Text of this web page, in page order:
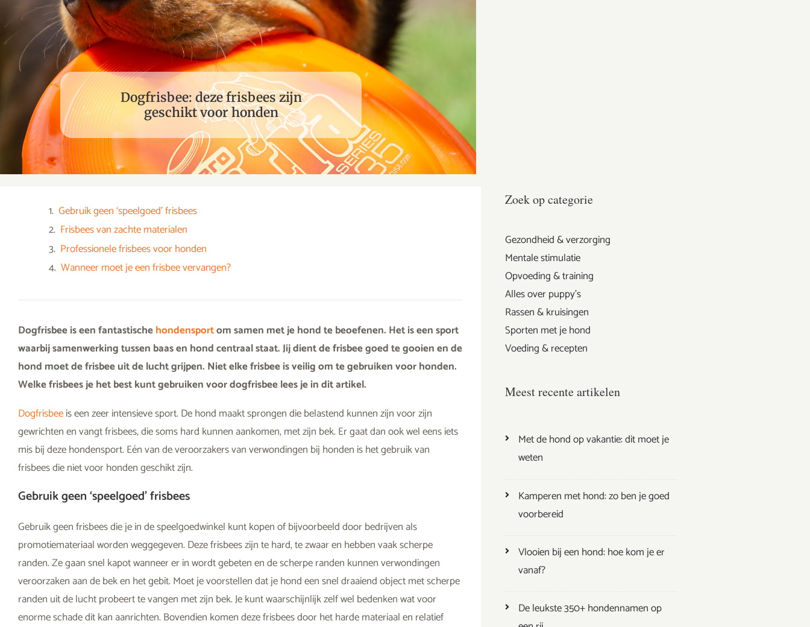
Dogfrisbee: deze frisbees zijn
geschikt voor honden
Gebruik geen ‘speelgoed’ frisbees
Frisbees van zachte materialen
Professionele frisbees voor honden
Wanneer moet je een frisbee vervangen?
Dogfrisbee is een fantastischehondensportom samen met je hond te beoefenen. Het is een sport
waarbij samenwerking tussen baas en hond centraal staat. Jij dient de frisbee goed te gooien en de
hond moet de frisbee uit de lucht grijpen. Niet elke frisbee is veilig om te gebruiken voor honden.
Welke frisbees je het best kunt gebruiken voor dogfrisbee lees je in dit artikel.
Dogfrisbeeis een zeer intensieve sport. De hond maakt sprongen die belastend kunnen zijn voor zijn
gewrichten en vangt frisbees, die soms hard kunnen aankomen, met zijn bek. Er gaat dan ook wel eens iets
mis bij deze hondensport. Eén van de veroorzakers van verwondingen bij honden is het gebruik van
frisbees die niet voor honden geschikt zijn.
Gebruik geen ‘speelgoed’ frisbees
Gebruik geen frisbees die je in de speelgoedwinkel kunt kopen of bijvoorbeeld door bedrijven als
promotiemateriaal worden weggegeven. Deze frisbees zijn te hard, te zwaar en hebben vaak scherpe
randen. Ze gaan snel kapot wanneer er in wordt gebeten en de scherpe randen kunnen verwondingen
veroorzaken aan de bek en het gebit. Moet je voorstellen dat je hond een snel draaiend object met scherpe
randen uit de lucht probeert te vangen met zijn bek. Je kunt waarschijnlijk zelf wel bedenken wat voor
enorme schade dit kan aanrichten. Bovendien komen deze frisbees door het harde materiaal en relatief
Zoek op categorie
Gezondheid & verzorging
Mentale stimulatie
Opvoeding & training
Alles over puppy's
Rassen & kruisingen
Sporten met je hond
Voeding & recepten
Meest recente artikelen
Met de hond op vakantie: dit moet je
weten
Kamperen met hond: zo ben je goed
voorbereid
Vlooien bij een hond: hoe kom je er
vanaf?
De leukste 350+ hondennamen op